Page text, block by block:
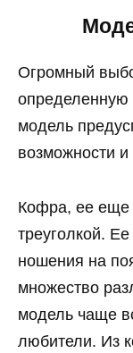
Огромный
модель
возможности и
Кофра, ее еще
треуголкой.
ношения на
множество
модель чаще
любители. Из